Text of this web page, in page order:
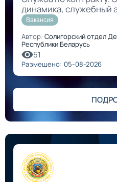
динамика, служебный
Вакансия
Автор: Солигорский отдел
Республики Беларусь
51
Размещено: 05-08-2026